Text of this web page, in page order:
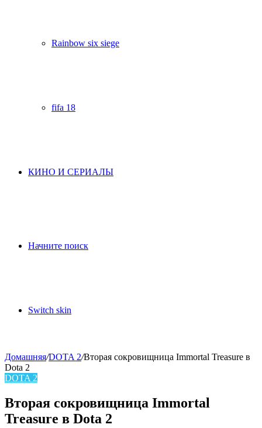
Rainbow six siege
fifa 18
КИНО И СЕРИАЛЫ
Начните поиск
Switch skin
Домашняя/DOTA 2/Вторая сокровищница Immortal Treasure в
Dota 2
DOTA 2
Вторая сокровищница Immortal
Treasure в Dota 2